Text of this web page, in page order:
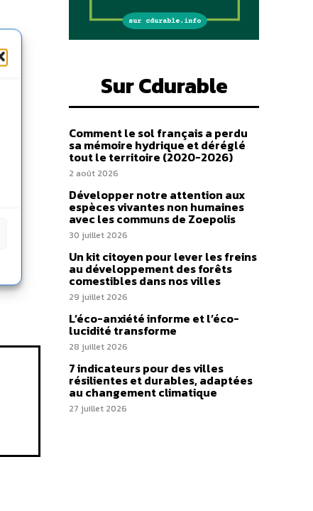
Sur Cdurable
Comment le sol français a perdu
sa mémoire hydrique et déréglé
tout le territoire (2020-2026)
2 août 2026
Développer notre attention aux
espèces vivantes non humaines
avec les communs de Zoepolis
30 juillet 2026
Un kit citoyen pour lever les freins
au développement des forêts
comestibles dans nos villes
29 juillet 2026
L’éco-anxiété informe et l’éco-
lucidité transforme
28 juillet 2026
7 indicateurs pour des villes
résilientes et durables, adaptées
au changement climatique
27 juillet 2026